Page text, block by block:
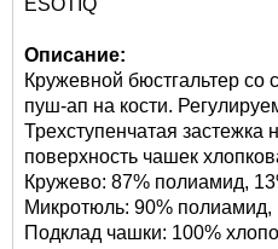
ESOTIQ
Описание:
Кружевной бюстгальтер
пуш-ап на кости.
Трехступенчатая застежка
поверхность чашек
Кружево: 87% полиамид,
Микротюль: 90% полиамид,
Подклад чашки: 100%